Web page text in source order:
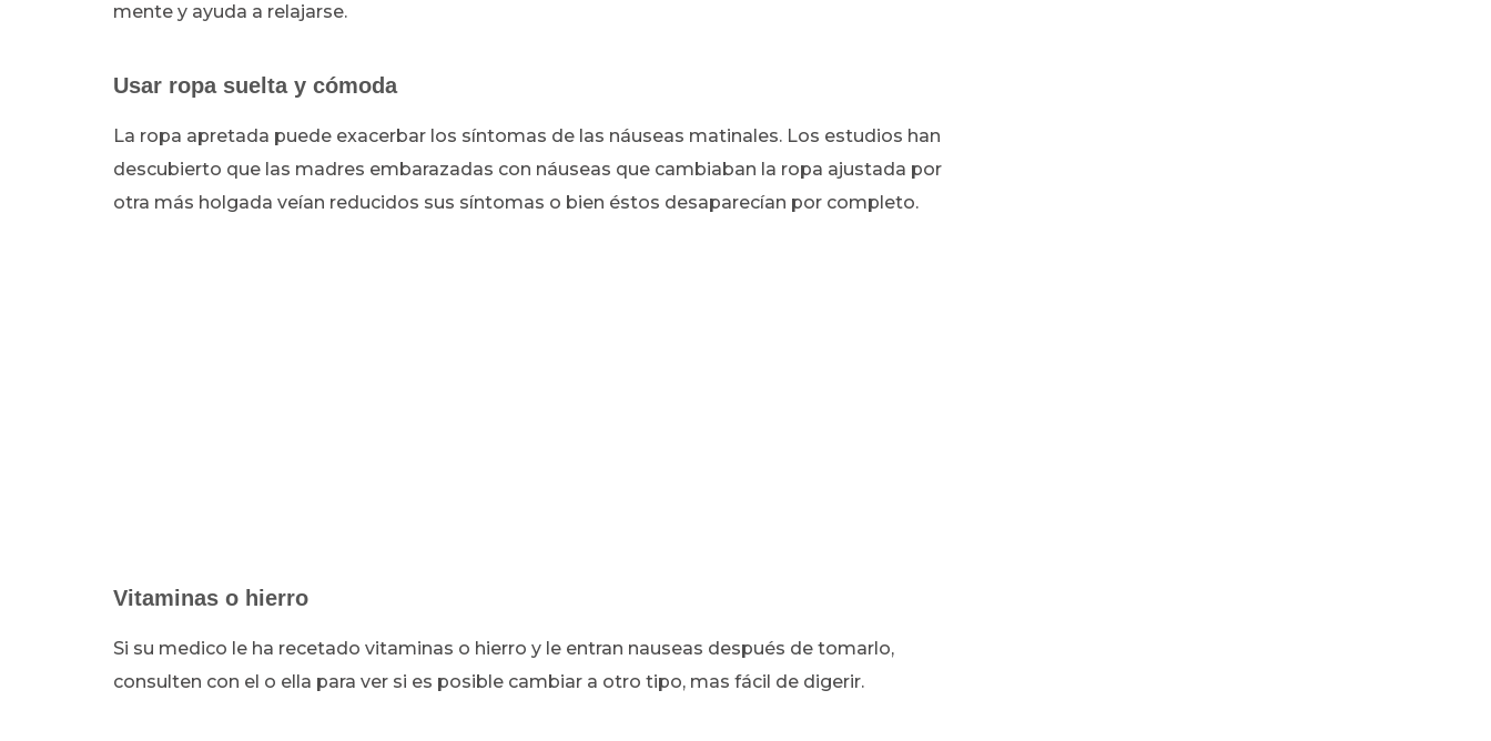
mente y ayuda a relajarse.
Usar ropa suelta y cómoda
La ropa apretada puede exacerbar los síntomas de las náuseas matinales. Los estudios han
descubierto que las madres embarazadas con náuseas que cambiaban la ropa ajustada por
otra más holgada veían reducidos sus síntomas o bien éstos desaparecían por completo.
Vitaminas o hierro
Si su medico le ha recetado vitaminas o hierro y le entran nauseas después de tomarlo,
consulten con el o ella para ver si es posible cambiar a otro tipo, mas fácil de digerir.